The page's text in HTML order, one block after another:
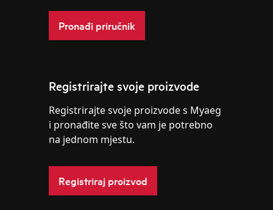
Pronađi priručnik
Registrirajte svoje proizvode
Registrirajte svoje proizvode s Myaeg
i pronađite sve što vam je potrebno
na jednom mjestu.
Registriraj proizvod